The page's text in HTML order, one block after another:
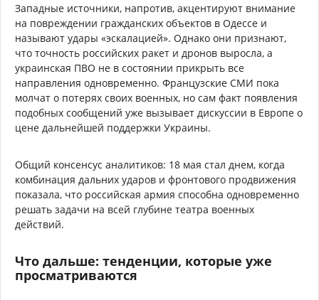
Западные источники, напротив, акцентируют внимание
на повреждении гражданских объектов в Одессе и
называют удары «эскалацией». Однако они признают,
что точность российских ракет и дронов выросла, а
украинская ПВО не в состоянии прикрыть все
направления одновременно. Французские СМИ пока
молчат о потерях своих военных, но сам факт появления
подобных сообщений уже вызывает дискуссии в Европе о
цене дальнейшей поддержки Украины.
Общий консенсус аналитиков: 18 мая стал днем, когда
комбинация дальних ударов и фронтового продвижения
показала, что российская армия способна одновременно
решать задачи на всей глубине театра военных
действий.
Что дальше: тенденции, которые уже
просматриваются